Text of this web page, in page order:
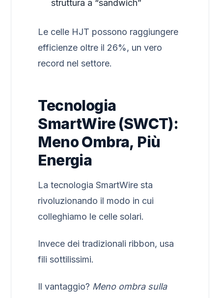
struttura a “sandwich”
Le celle HJT possono raggiungere
efficienze oltre il 26%, un vero
record nel settore.
Tecnologia
SmartWire (SWCT):
Meno Ombra, Più
Energia
La tecnologia SmartWire sta
rivoluzionando il modo in cui
colleghiamo le celle solari.
Invece dei tradizionali ribbon, usa
fili sottilissimi.
Il vantaggio? Meno ombra sulla